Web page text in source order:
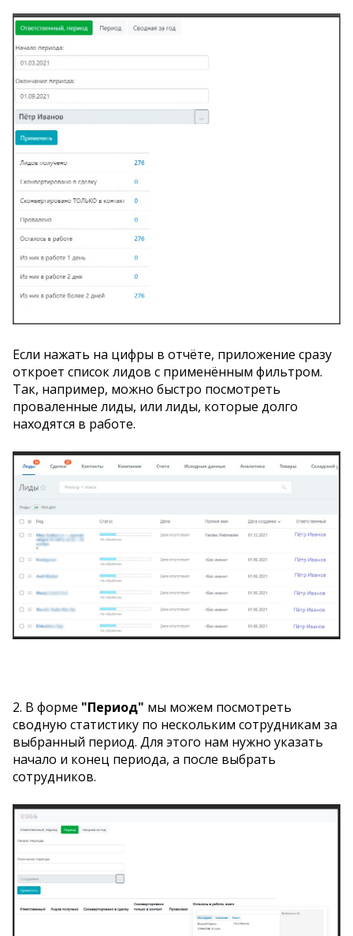
Если нажать на цифры в отчёте, приложение сразу
откроет список лидов с применённым фильтром.
Так, например, можно быстро посмотреть
проваленные лиды, или лиды, которые долго
находятся в работе.
2. В форме "Период" мы можем посмотреть
сводную статистику по нескольким сотрудникам за
выбранный период. Для этого нам нужно указать
начало и конец периода, а после выбрать
сотрудников.